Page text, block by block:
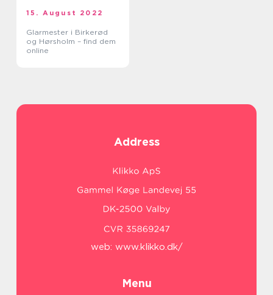
15. August 2022
Glarmester i Birkerød
og Hørsholm – find dem
online
Address
web: www.klikko.dk/
Menu